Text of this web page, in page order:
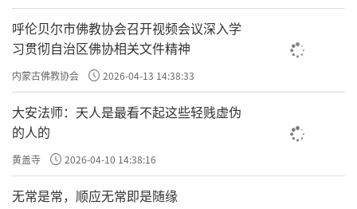
呼伦贝尔市佛教协会召开视频会议深入学
习贯彻自治区佛协相关文件精神
内蒙古佛教协会 2026-04-13 14:38:33
大安法师：天人是最看不起这些轻贱虚伪
的人的
黄盖寺 2026-04-10 14:38:16
无常是常，顺应无常即是随缘